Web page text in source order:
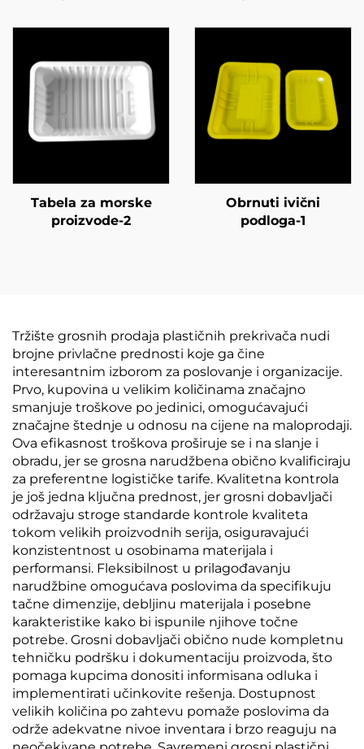
Tabela za morske
proizvode-2
Obrnuti ivični
podloga-1
Tržište grosnih prodaja plastičnih prekrivača nudi
brojne privlačne prednosti koje ga čine
interesantnim izborom za poslovanje i organizacije.
Prvo, kupovina u velikim količinama značajno
smanjuje troškove po jedinici, omogućavajući
značajne štednje u odnosu na cijene na maloprodaji.
Ova efikasnost troškova proširuje se i na slanje i
obradu, jer se grosna narudžbena obično kvalificiraju
za preferentne logističke tarife. Kvalitetna kontrola
je još jedna ključna prednost, jer grosni dobavljači
održavaju stroge standarde kontrole kvaliteta
tokom velikih proizvodnih serija, osiguravajući
konzistentnost u osobinama materijala i
performansi. Fleksibilnost u prilagođavanju
narudžbine omogućava poslovima da specifikuju
tačne dimenzije, debljinu materijala i posebne
karakteristike kako bi ispunile njihove točne
potrebe. Grosni dobavljači obično nude kompletnu
tehničku podršku i dokumentaciju proizvoda, što
pomaga kupcima donositi informisana odluka i
implementirati učinkovite rešenja. Dostupnost
velikih količina po zahtevu pomaže poslovima da
održe adekvatne nivoe inventara i brzo reaguju na